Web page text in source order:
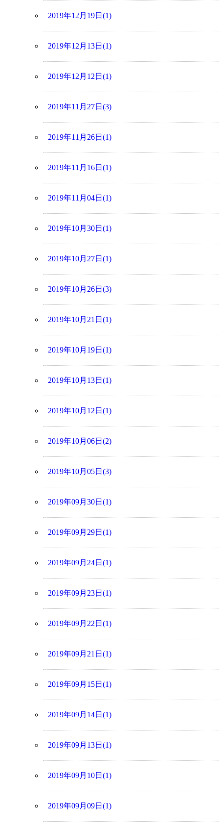
2019年12月19日(1)
2019年12月13日(1)
2019年12月12日(1)
2019年11月27日(3)
2019年11月26日(1)
2019年11月16日(1)
2019年11月04日(1)
2019年10月30日(1)
2019年10月27日(1)
2019年10月26日(3)
2019年10月21日(1)
2019年10月19日(1)
2019年10月13日(1)
2019年10月12日(1)
2019年10月06日(2)
2019年10月05日(3)
2019年09月30日(1)
2019年09月29日(1)
2019年09月24日(1)
2019年09月23日(1)
2019年09月22日(1)
2019年09月21日(1)
2019年09月15日(1)
2019年09月14日(1)
2019年09月13日(1)
2019年09月10日(1)
2019年09月09日(1)